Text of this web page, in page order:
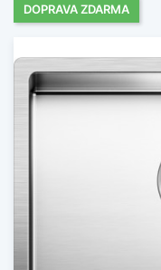
DOPRAVA ZDARMA